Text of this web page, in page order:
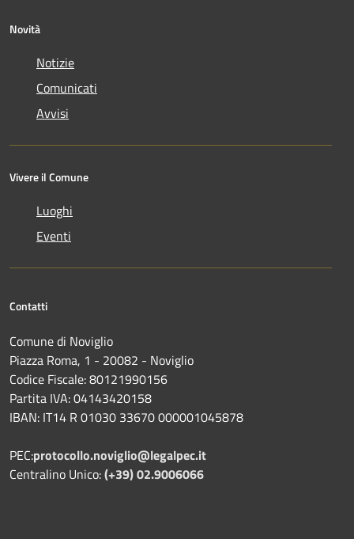
Novità
Notizie
Comunicati
Avvisi
Vivere il Comune
Luoghi
Eventi
Contatti
Comune di Noviglio
Piazza Roma, 1 - 20082 - Noviglio
Codice Fiscale: 80121990156
Partita IVA: 04143420158
IBAN: IT14 R 01030 33670 000001045878
PEC:protocollo.noviglio@legalpec.it
Centralino Unico:(+39) 02.9006066